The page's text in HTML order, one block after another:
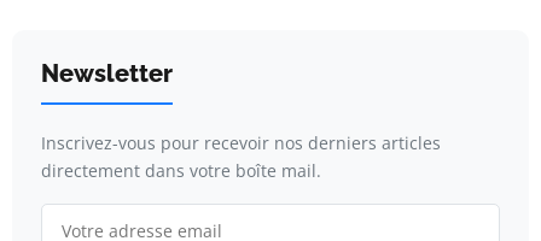
Newsletter
Inscrivez-vous pour recevoir nos derniers articles
directement dans votre boîte mail.